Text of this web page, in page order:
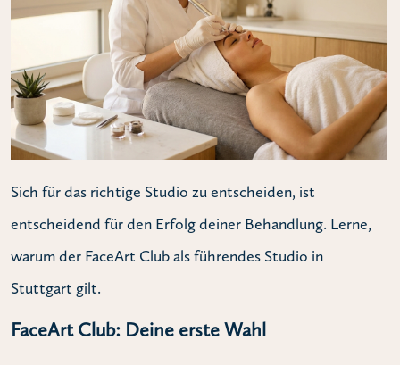
Sich für das richtige Studio zu entscheiden, ist
entscheidend für den Erfolg deiner Behandlung. Lerne,
warum der FaceArt Club als führendes Studio in
Stuttgart gilt.
FaceArt Club: Deine erste Wahl